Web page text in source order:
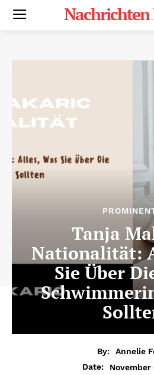
Tanja
Nationalität:
Sie Über
By:
Annelie
Date:
November